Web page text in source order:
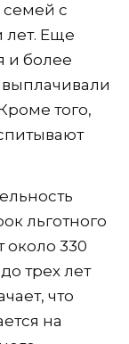
с
Еще
и более
того,
льготного
около 330
трех лет
что
на